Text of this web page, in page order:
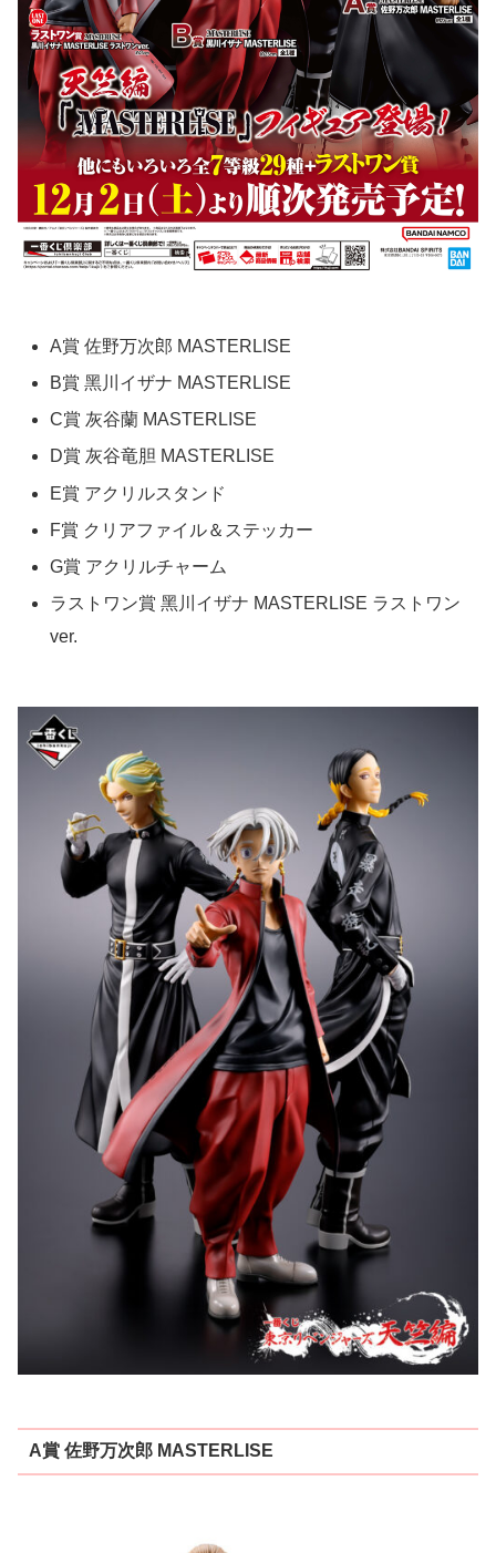
A賞 佐野万次郎 MASTERLISE
B賞 ⿊川イザナ MASTERLISE
C賞 灰⾕蘭 MASTERLISE
D賞 灰⾕⻯胆 MASTERLISE
E賞 アクリルスタンド
F賞 クリアファイル＆ステッカー
G賞 アクリルチャーム
ラストワン賞 ⿊川イザナ MASTERLISE ラストワン
ver.
A賞 佐野万次郎 MASTERLISE